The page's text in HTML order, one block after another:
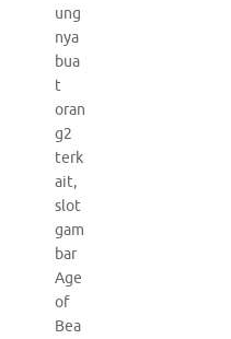
ung
nya
bua
t
oran
g2
terk
ait,
slot
gam
bar
Age
of
Bea